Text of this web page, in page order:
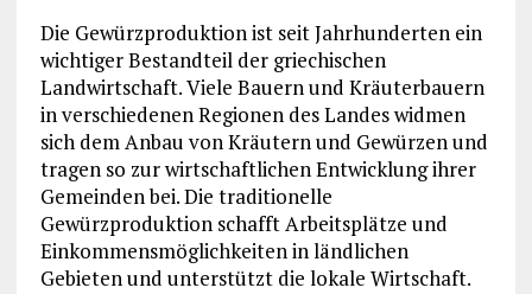
Die Gewürzproduktion ist seit Jahrhunderten ein
wichtiger Bestandteil der griechischen
Landwirtschaft. Viele Bauern und Kräuterbauern
in verschiedenen Regionen des Landes widmen
sich dem Anbau von Kräutern und Gewürzen und
tragen so zur wirtschaftlichen Entwicklung ihrer
Gemeinden bei. Die traditionelle
Gewürzproduktion schafft Arbeitsplätze und
Einkommensmöglichkeiten in ländlichen
Gebieten und unterstützt die lokale Wirtschaft.